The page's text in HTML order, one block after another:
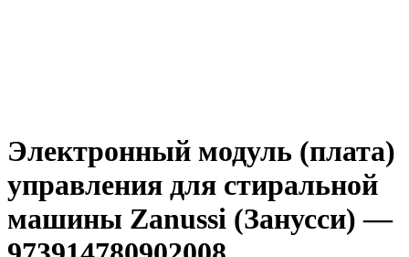
Электронный модуль (плата)
управления для стиральной
машины Zanussi (Занусси) —